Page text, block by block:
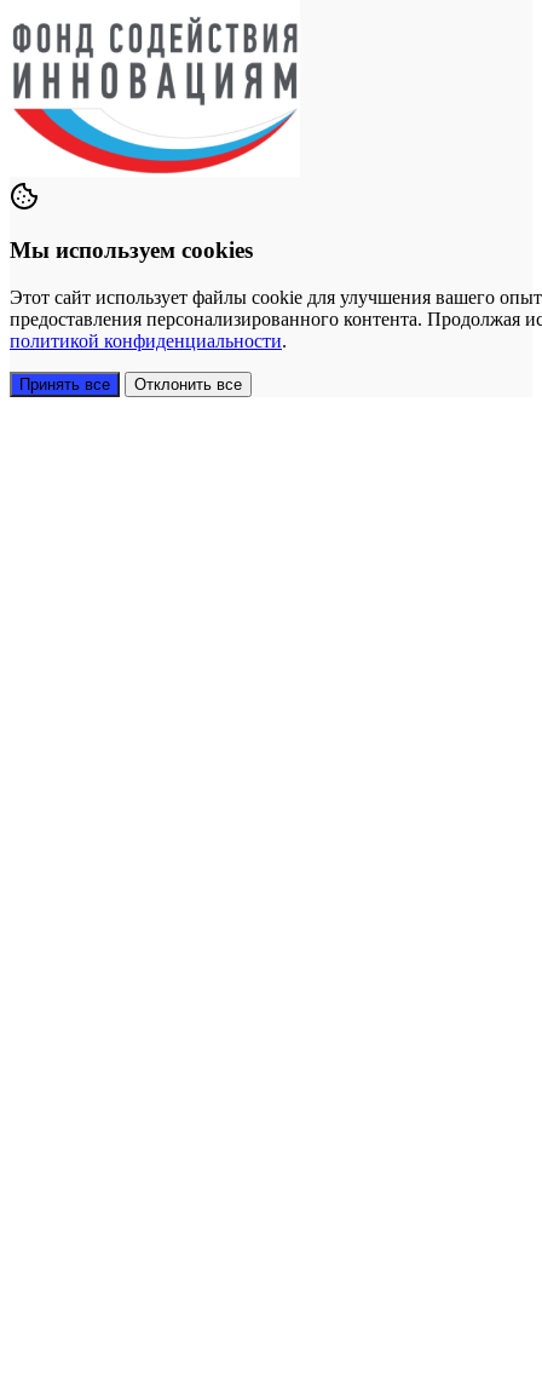
Мы используем cookies
Этот сайт использует файлы cookie для улучшения вашего
предоставления персонализированного контента. Продолжая
политикой конфиденциальности.
Принять все Отклонить все